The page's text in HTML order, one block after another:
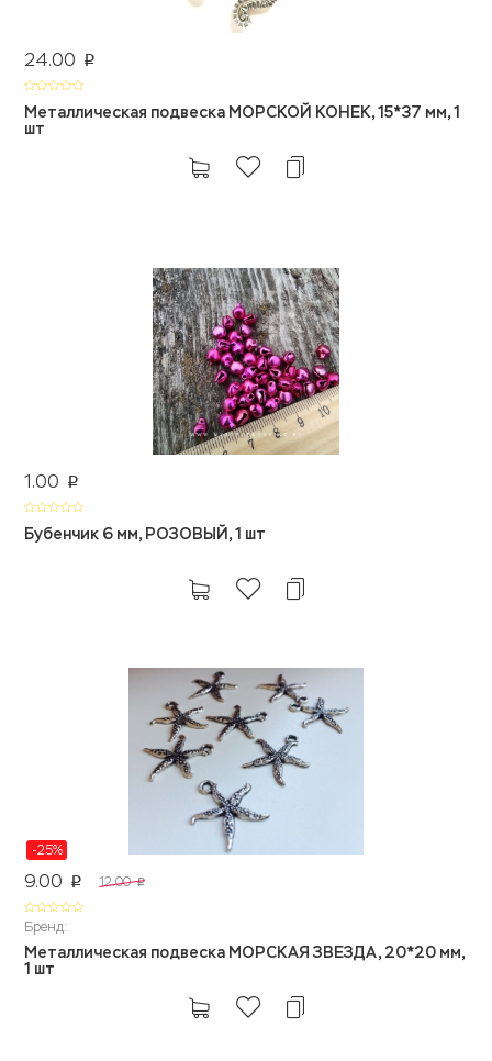
24.00 p
Металлическая подвеска МОРСКОЙ КОНЕК, 15*37 мм, 1
шт
1.00 p
Бубенчик 6 мм, РОЗОВЫЙ, 1 шт
-25%
9.00 p 12.00 p
Бренд:
Металлическая подвеска МОРСКАЯ ЗВЕЗДА, 20*20 мм,
1 шт